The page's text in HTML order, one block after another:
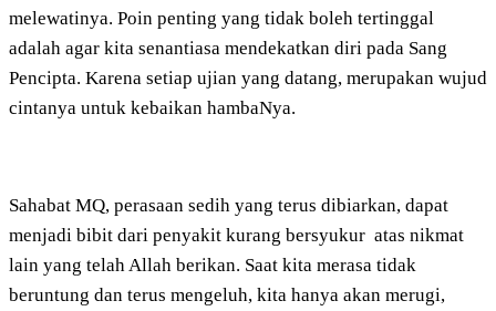
melewatinya. Poin penting yang tidak boleh tertinggal
adalah agar kita senantiasa mendekatkan diri pada Sang
Pencipta. Karena setiap ujian yang datang, merupakan wujud
cintanya untuk kebaikan hambaNya.
Sahabat MQ, perasaan sedih yang terus dibiarkan, dapat
menjadi bibit dari penyakit kurang bersyukur atas nikmat
lain yang telah Allah berikan. Saat kita merasa tidak
beruntung dan terus mengeluh, kita hanya akan merugi,